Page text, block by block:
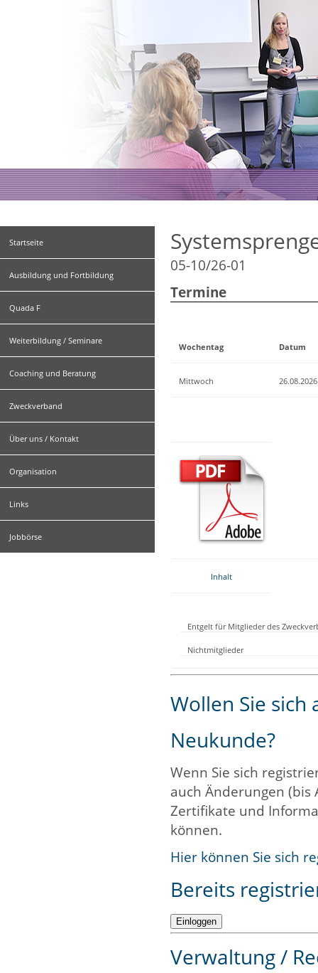
Startseite
Ausbildung und Fortbildung
Quada F
Weiterbildung / Seminare
Coaching und Beratung
Zweckverband
Über uns / Kontakt
Organisation
Links
Jobbörse
05-10/26-01
Termine
Wochentag Datum
Mittwoch 26.08.2026
Inhalt
Entgelt für Mitglieder des
Nichtmitglieder
Wollen Sie sich
Neukunde?
Wenn Sie sich
auch Änderungen
Zertifikate und
können.
Hier können Sie sich
Bereits
Verwaltung /